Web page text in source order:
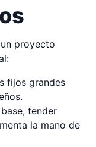
proyecto
fijos grandes
tender
la mano de